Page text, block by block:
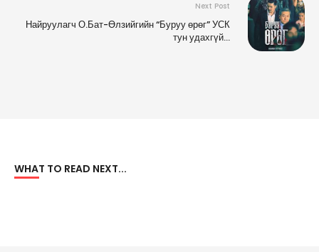
Next Post
Найруулагч О.Бат-Өлзийгийн “Буруу өрөг” УСК
тун удахгүй…
WHAT TO READ NEXT...